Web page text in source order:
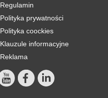
Regulamin
Polityka prywatności
Polityka coockies
Klauzule informacyjne
Reklama